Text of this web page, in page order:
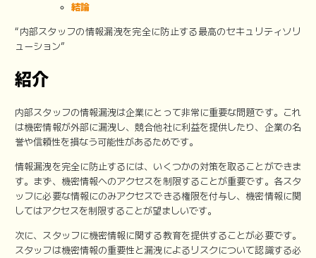
結論
“内部スタッフの情報漏洩を完全に防止する最高のセキュリティソリ
ューション”
紹介
内部スタッフの情報漏洩は企業にとって非常に重要な問題です。これ
は機密情報が外部に漏洩し、競合他社に利益を提供したり、企業の名
誉や信頼性を損なう可能性があるためです。
情報漏洩を完全に防止するには、いくつかの対策を取ることができま
す。まず、機密情報へのアクセスを制限することが重要です。各スタ
ッフに必要な情報にのみアクセスできる権限を付与し、機密情報に関
してはアクセスを制限することが望ましいです。
次に、スタッフに機密情報に関する教育を提供することが必要です。
スタッフは機密情報の重要性と漏洩によるリスクについて認識する必